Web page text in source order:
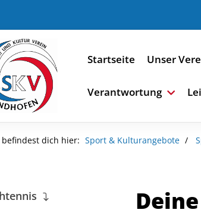
Startseite Unser
Verantwortung
befindest dich hier: Sport & Kulturangebote